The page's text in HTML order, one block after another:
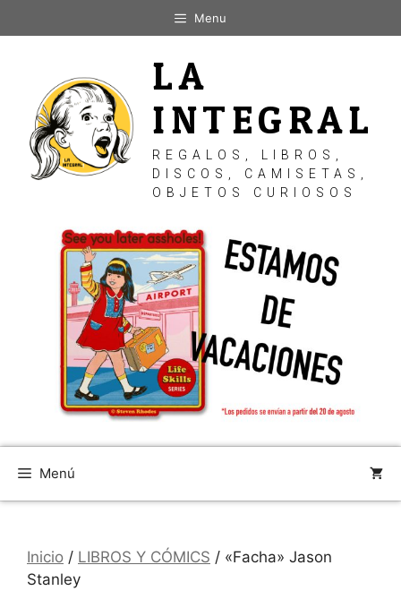
al
Menu
LA
INTEGRAL
REGALOS, LIBROS,
DISCOS, CAMISETAS,
OBJETOS CURIOSOS
Menú
Inicio / LIBROS Y CÓMICS / «Facha» Jason
Stanley